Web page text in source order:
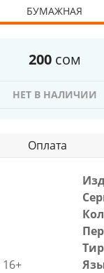
БУМАЖНАЯ
200 сом
НЕТ В НАЛИЧИИ
Оплата
16+